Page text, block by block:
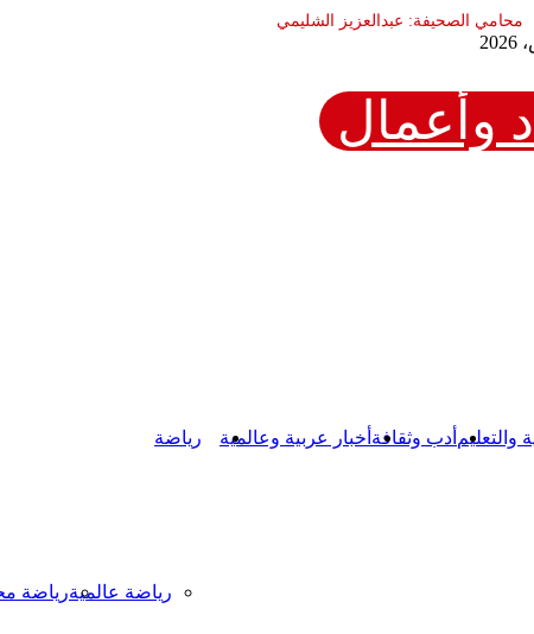
والتعليم أدب وثقافة أخبار عربية وعالمية رياضة
رياضة عالميةرياضة
وأعمال